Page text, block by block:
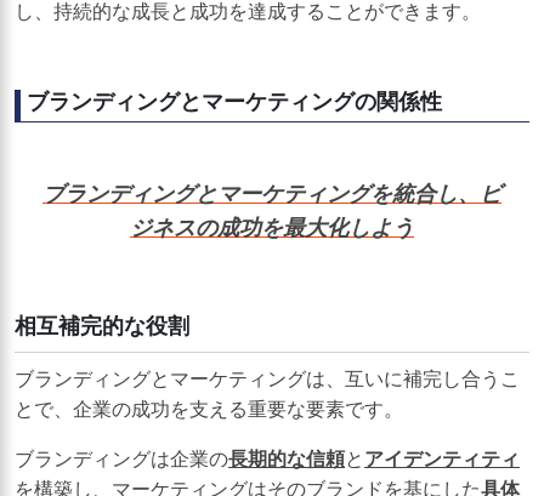
し、持続的な成長と成功を達成することができます。
ブランディングとマーケティングの関係性
ブランディングとマーケティングを統合し、ビ
ジネスの成功を最大化しよう
相互補完的な役割
ブランディングとマーケティングは、互いに補完し合うこ
とで、企業の成功を支える重要な要素です。
ブランディングは企業の長期的な信頼と アイデンティティ
を構築し、マーケティングはそのブランドを基にした具体